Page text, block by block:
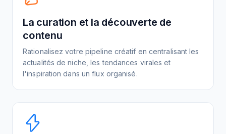
La curation et la découverte de
contenu
Rationalisez votre pipeline créatif en centralisant les
actualités de niche, les tendances virales et
l'inspiration dans un flux organisé.